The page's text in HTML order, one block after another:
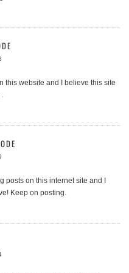
this website and I believe this site
posts on this internet site and I
Keep on posting.